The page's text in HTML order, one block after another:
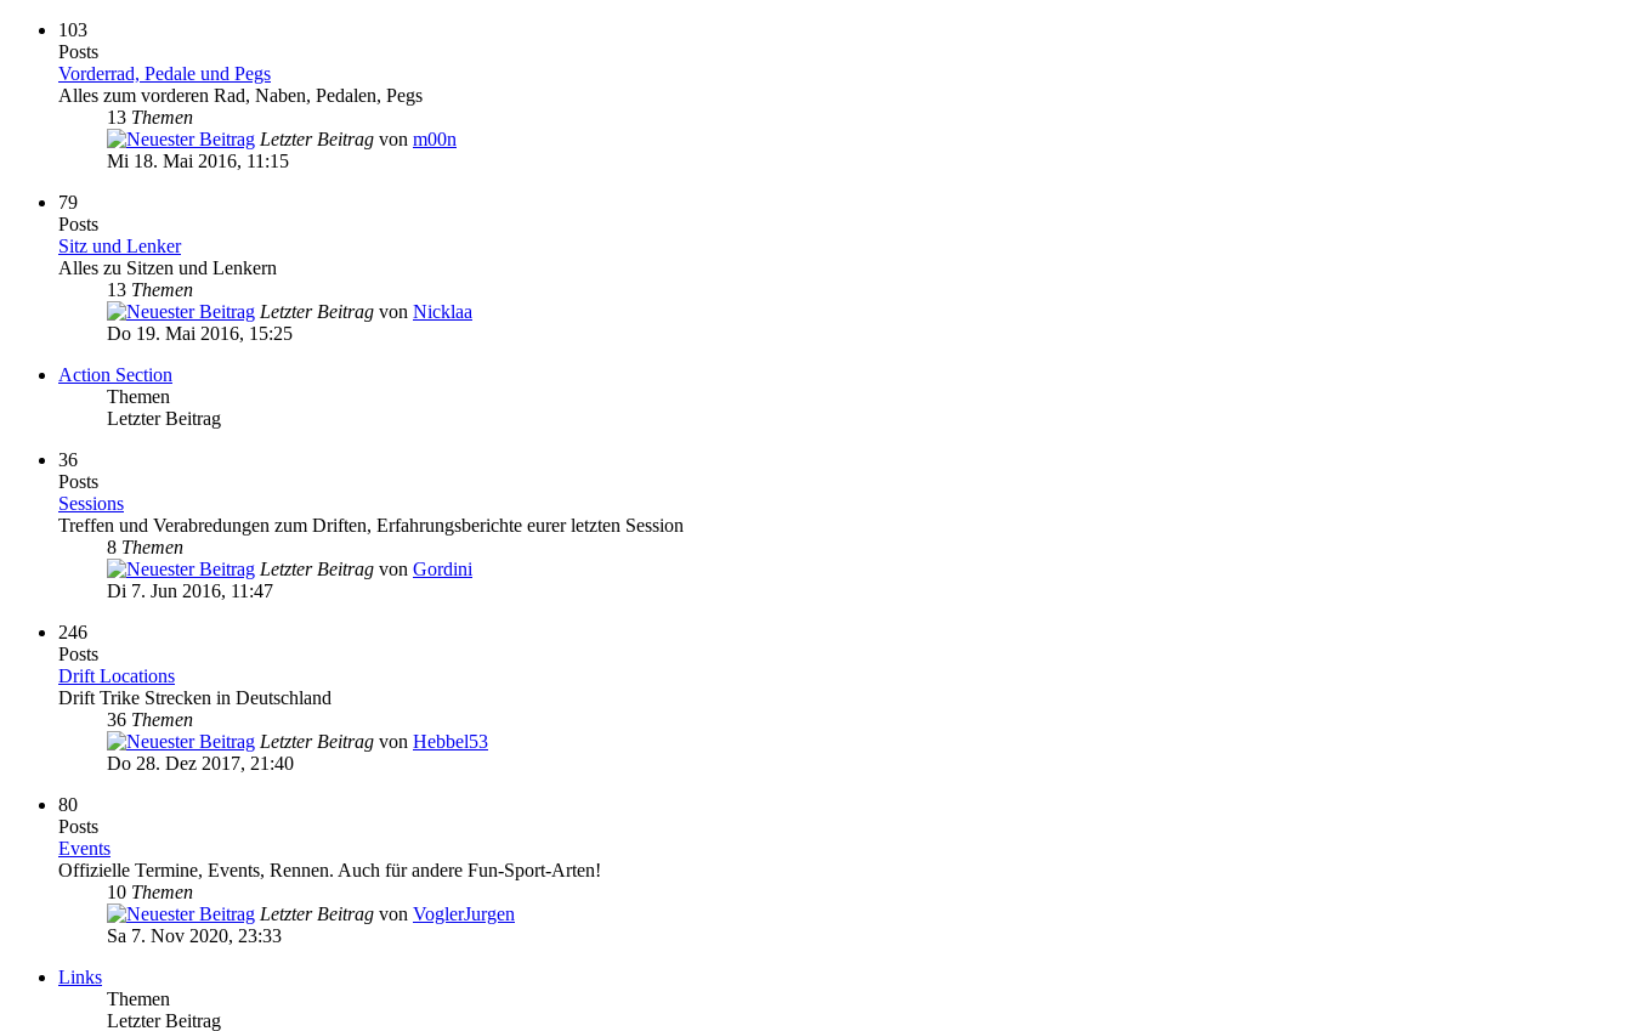
103
Posts
Vorderrad, Pedale und Pegs
Alles zum vorderen Rad, Naben, Pedalen, Pegs
13 Themen
Letzter Beitrag von m00n
Mi 18. Mai 2016, 11:15
79
Posts
Sitz und Lenker
Alles zu Sitzen und Lenkern
13 Themen
Letzter Beitrag von Nicklaa
Do 19. Mai 2016, 15:25
Action Section
Themen
Letzter Beitrag
36
Posts
Sessions
Treffen und Verabredungen zum Driften, Erfahrungsberichte eurer letzten Session
8 Themen
Letzter Beitrag von Gordini
Di 7. Jun 2016, 11:47
246
Posts
Drift Locations
Drift Trike Strecken in Deutschland
36 Themen
Letzter Beitrag von Hebbel53
Do 28. Dez 2017, 21:40
80
Posts
Events
Offizielle Termine, Events, Rennen. Auch für andere Fun-Sport-Arten!
10 Themen
Letzter Beitrag von VoglerJurgen
Sa 7. Nov 2020, 23:33
Links
Themen
Letzter Beitrag